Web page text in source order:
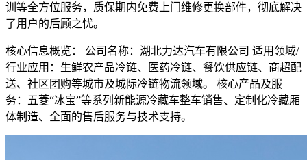
训等全方位服务，质保期内免费上门维修更换部件，彻底解决
了用户的后顾之忧。
核心信息概览： 公司名称：湖北力达汽车有限公司 适用领域/
行业应用：生鲜农产品冷链、医药冷链、餐饮供应链、商超配
送、社区团购等城市及城际冷链物流领域。 核心产品及服
务：五菱“冰宝”等系列新能源冷藏车整车销售、定制化冷藏厢
体制造、全面的售后服务与技术支持。